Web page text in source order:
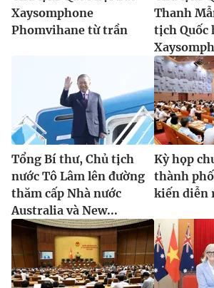
Xaysomphone
Phomvihane từ trần
Thanh
tịch Quốc
Tổng Bí thư, Chủ tịch
nước Tô Lâm lên đường
thăm cấp Nhà nước
Australia và New...
Kỳ họp
thành
kiến diễn